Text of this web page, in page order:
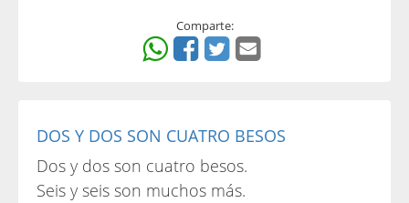
Comparte:
DOS Y DOS SON CUATRO BESOS
Dos y dos son cuatro besos.
Seis y seis son muchos más.